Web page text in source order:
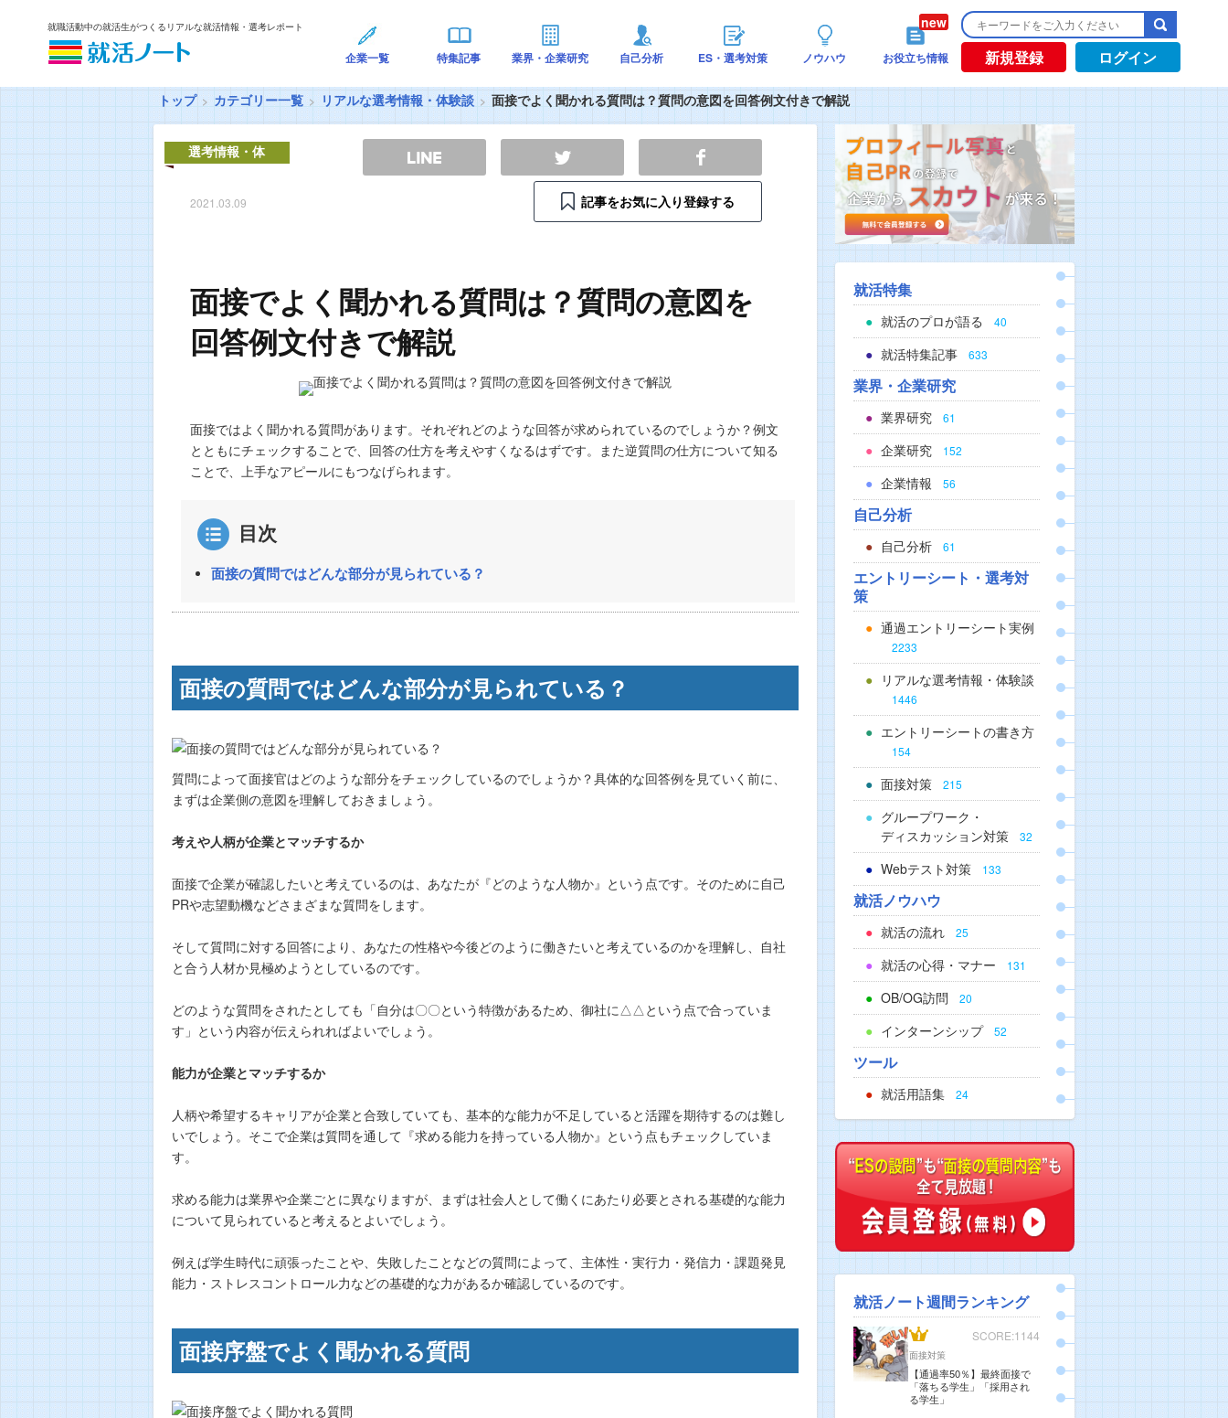
就職活動中の就活生がつくるリアルな就活情報・選考レポート
企業一覧 特集記事 業界・企業研究 自己分析 ES・選考対策 ノウハウ お役立ち情報 新規登録 ログイン
トップ カテゴリー一覧 リアルな選考情報・体験談 面接でよく聞かれる質問は？質問の意図を回答例文付きで解説
選考情報・体
2021.03.09 記事をお気に入り登録する
面接でよく聞かれる質問は？質問の意図を
回答例文付きで解説
面接ではよく聞かれる質問があります。それぞれどのような回答が求められているのでしょうか？例文
とともにチェックすることで、回答の仕方を考えやすくなるはずです。また逆質問の仕方について知る
ことで、上手なアピールにもつなげられます。
目次
面接の質問ではどんな部分が見られている？
面接の質問ではどんな部分が見られている？
質問によって面接官はどのような部分をチェックしているのでしょうか？具体的な回答例を見ていく前に、
まずは企業側の意図を理解しておきましょう。
考えや人柄が企業とマッチするか
面接で企業が確認したいと考えているのは、あなたが『どのような人物か』という点です。そのために自己
PRや志望動機などさまざまな質問をします。
そして質問に対する回答により、あなたの性格や今後どのように働きたいと考えているのかを理解し、自社
と合う人材か見極めようとしているのです。
どのような質問をされたとしても「自分は〇〇という特徴があるため、御社に△△という点で合っていま
す」という内容が伝えられればよいでしょう。
能力が企業とマッチするか
人柄や希望するキャリアが企業と合致していても、基本的な能力が不足していると活躍を期待するのは難し
いでしょう。そこで企業は質問を通して『求める能力を持っている人物か』という点もチェックしていま
す。
求める能力は業界や企業ごとに異なりますが、まずは社会人として働くにあたり必要とされる基礎的な能力
について見られていると考えるとよいでしょう。
例えば学生時代に頑張ったことや、失敗したことなどの質問によって、主体性・実行力・発信力・課題発見
能力・ストレスコントロール力などの基礎的な力があるか確認しているのです。
面接序盤でよく聞かれる質問
就活特集
就活のプロが語る 40
就活特集記事 633
業界・企業研究
業界研究 61
企業研究 152
企業情報 56
自己分析
自己分析 61
エントリーシート・選考対
策
通過エントリーシート実例
2233
リアルな選考情報・体験談
1446
エントリーシートの書き方
154
面接対策 215
グループワーク・
ディスカッション対策
32
Webテスト対策 133
就活ノウハウ
就活の流れ 25
就活の心得・マナー 131
OB/OG訪問 20
インターンシップ 52
ツール
就活用語集 24
就活ノート週間ランキング
SCORE:1144
面接対策
【通過率50％】最終面接で
「落ちる学生」「採用され
る学生」